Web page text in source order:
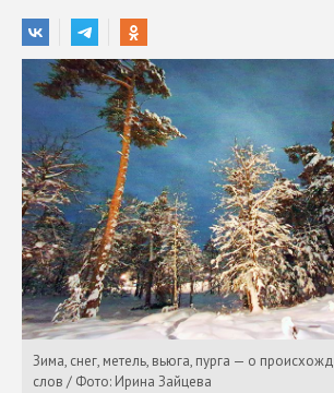
Зима, снег, метель, вьюга, пурга — о
слов / Фото: Ирина Зайцева